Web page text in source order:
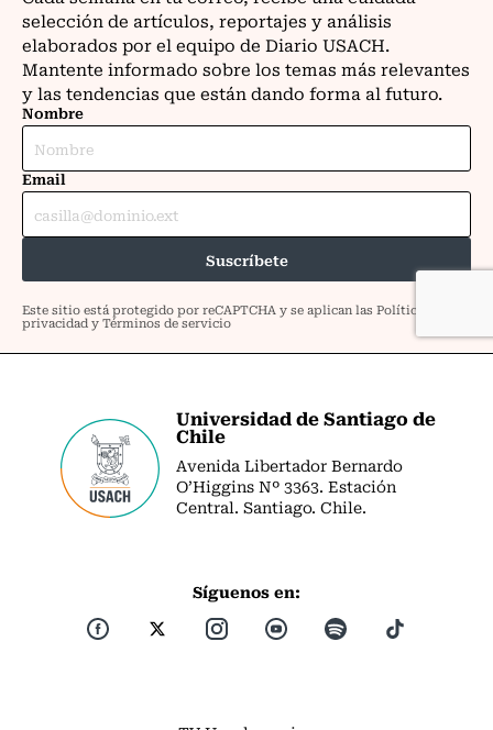
Universidad de Santiago de
Chile
Avenida Libertador Bernardo
O’Higgins Nº 3363. Estación
Central. Santiago. Chile.
Síguenos en: